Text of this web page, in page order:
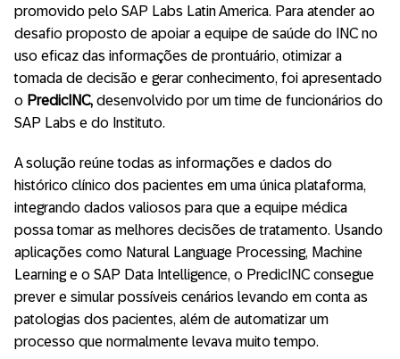
promovido pelo SAP Labs Latin America. Para atender ao
desafio proposto de apoiar a equipe de saúde do INC no
uso eficaz das informações de prontuário, otimizar a
tomada de decisão e gerar conhecimento, foi apresentado
o PredicINC, desenvolvido por um time de funcionários do
SAP Labs e do Instituto.
A solução reúne todas as informações e dados do
histórico clínico dos pacientes em uma única plataforma,
integrando dados valiosos para que a equipe médica
possa tomar as melhores decisões de tratamento. Usando
aplicações como Natural Language Processing, Machine
Learning e o SAP Data Intelligence, o PredicINC consegue
prever e simular possíveis cenários levando em conta as
patologias dos pacientes, além de automatizar um
processo que normalmente levava muito tempo.